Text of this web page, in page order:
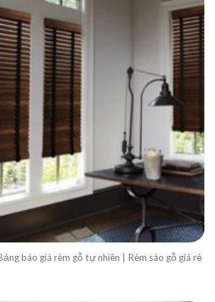
báo giá rèm gỗ tự nhiên | Rèm sáo gỗ giá rẻ